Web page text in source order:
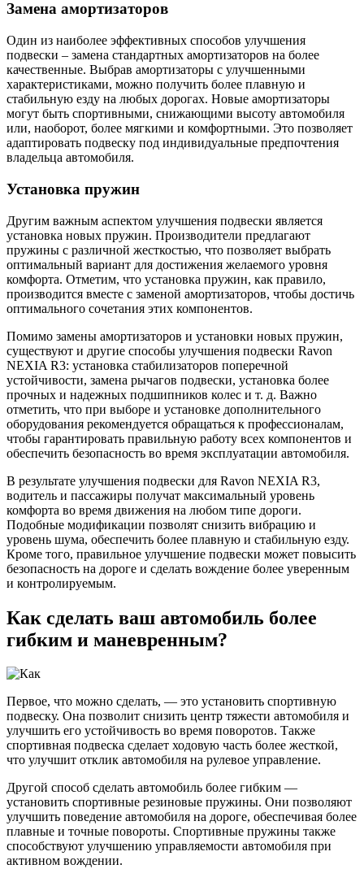
Замена амортизаторов
Один из наиболее эффективных способов улучшения
подвески – замена стандартных амортизаторов на более
качественные. Выбрав амортизаторы с улучшенными
характеристиками, можно получить более плавную и
стабильную езду на любых дорогах. Новые амортизаторы
могут быть спортивными, снижающими высоту автомобиля
или, наоборот, более мягкими и комфортными. Это позволяет
адаптировать подвеску под индивидуальные предпочтения
владельца автомобиля.
Установка пружин
Другим важным аспектом улучшения подвески является
установка новых пружин. Производители предлагают
пружины с различной жесткостью, что позволяет выбрать
оптимальный вариант для достижения желаемого уровня
комфорта. Отметим, что установка пружин, как правило,
производится вместе с заменой амортизаторов, чтобы достичь
оптимального сочетания этих компонентов.
Помимо замены амортизаторов и установки новых пружин,
существуют и другие способы улучшения подвески Ravon
NEXIA R3: установка стабилизаторов поперечной
устойчивости, замена рычагов подвески, установка более
прочных и надежных подшипников колес и т. д. Важно
отметить, что при выборе и установке дополнительного
оборудования рекомендуется обращаться к профессионалам,
чтобы гарантировать правильную работу всех компонентов и
обеспечить безопасность во время эксплуатации автомобиля.
В результате улучшения подвески для Ravon NEXIA R3,
водитель и пассажиры получат максимальный уровень
комфорта во время движения на любом типе дороги.
Подобные модификации позволят снизить вибрацию и
уровень шума, обеспечить более плавную и стабильную езду.
Кроме того, правильное улучшение подвески может повысить
безопасность на дороге и сделать вождение более уверенным
и контролируемым.
Как сделать ваш автомобиль более
гибким и маневренным?
Первое, что можно сделать, — это установить спортивную
подвеску. Она позволит снизить центр тяжести автомобиля и
улучшить его устойчивость во время поворотов. Также
спортивная подвеска сделает ходовую часть более жесткой,
что улучшит отклик автомобиля на рулевое управление.
Другой способ сделать автомобиль более гибким —
установить спортивные резиновые пружины. Они позволяют
улучшить поведение автомобиля на дороге, обеспечивая более
плавные и точные повороты. Спортивные пружины также
способствуют улучшению управляемости автомобиля при
активном вождении.